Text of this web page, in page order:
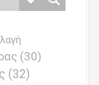
(30)
(32)